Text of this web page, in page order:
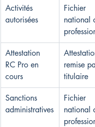
Activités
autorisées
Fichier
national
Attestation
RC Pro en
cours
remise
titulaire
Sanctions
administratives
Fichier
national